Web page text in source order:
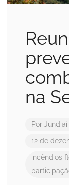
na
Por
12 de
incêndios